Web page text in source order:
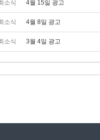
소식 4월 15일 광고
소식 4월 8일 광고
소식 3월 4일 광고